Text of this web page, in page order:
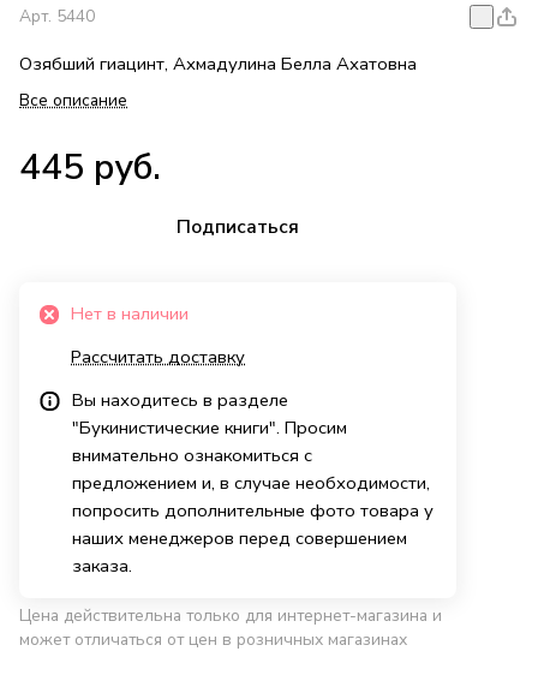
Арт. 5440
Озябший гиацинт, Ахмадулина Белла Ахатовна
Все описание
445 руб.
Подписаться
Нет в наличии
Рассчитать доставку
Вы находитесь в разделе
"Букинистические книги". Просим
внимательно ознакомиться с
предложением и, в случае необходимости,
попросить дополнительные фото товара у
наших менеджеров перед совершением
заказа.
Цена действительна только для интернет-магазина и
может отличаться от цен в розничных магазинах